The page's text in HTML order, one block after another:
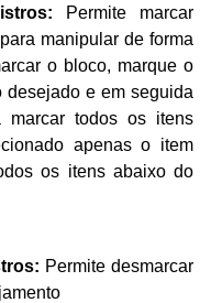
tros:
Permite marcar
manipular de forma
o bloco, marque o
e em seguida
todos os itens
apenas o item
os itens abaixo do
Permite desmarcar